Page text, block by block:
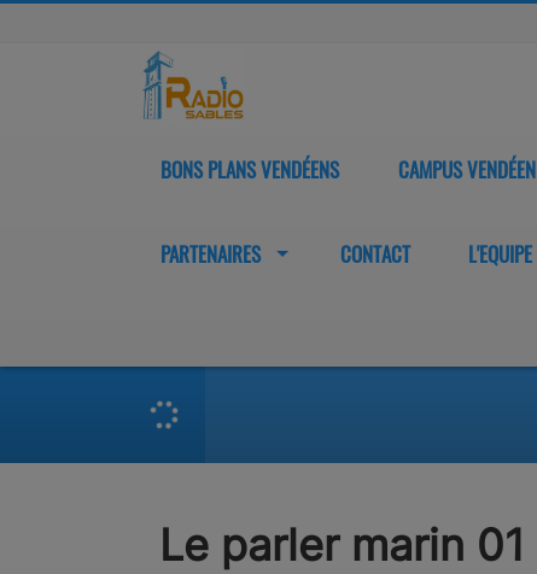
BONS PLANS VENDÉENS CAMPUS VENDÉEN
PARTENAIRES CONTACT L'EQUIPE
Le parler marin 01